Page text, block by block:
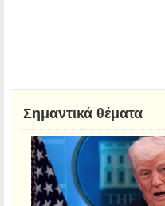
Σημαντικά θέματα